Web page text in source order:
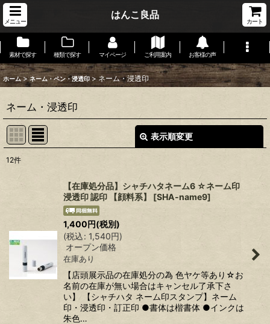
メニュー
はんこ良品
カート
素材で探す 種類で探す マイページ ご利用案内 お客様の声
ホーム > ネーム・ペン・浸透印 > ネーム・浸透印
ネーム・浸透印
表示順変更
12件
【在庫処分品】シャチハタネーム6 ☆ネーム印
浸透印 認印 【顔料系】
[SHA-name9]
1,400円(税別)
(税込: 1,540円)
オープン価格
在庫あり
【店頭展示品の在庫処分の為 色ヤケ等あり☆お
名前の在庫が無い場合はキャンセル了承下さ
い】 【シャチハタ ネーム印スタンプ】ネーム
印・浸透印・訂正印 ●書体は楷書体 ●インクは
朱色…